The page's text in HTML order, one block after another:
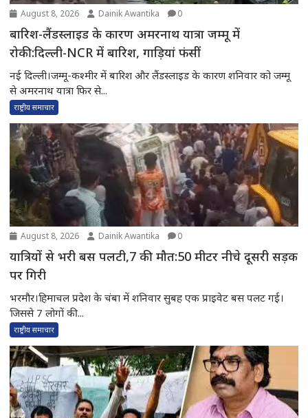
August 8, 2026 Dainik Awantika 0
बारिश-लैंडस्लाइड के कारण अमरनाथ यात्रा जम्मू में
रोकी:दिल्ली-NCR में बारिश, गाड़ियां फंसीं
नई दिल्ली।जम्मू-कश्मीर में बारिश और लैंडस्लाइड के कारण शनिवार को जम्मू
से अमरनाथ यात्रा फिर से...
राष्ट्रीय समाचार
August 8, 2026 Dainik Awantika 0
यात्रियों से भरी बस पलटी,7 की मौत:50 मीटर नीचे दूसरी सड़क
पर गिरी
भरमौर।हिमाचल प्रदेश के चंबा में शनिवार सुबह एक प्राइवेट बस पलट गई।
जिससे 7 लोगों की...
राष्ट्रीय समाचार